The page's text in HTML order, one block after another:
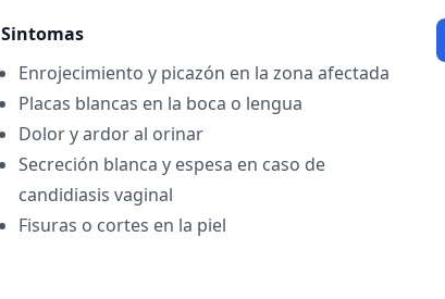
Sintomas
Enrojecimiento y picazón en la zona afectada
Placas blancas en la boca o lengua
Dolor y ardor al orinar
Secreción blanca y espesa en caso de
candidiasis vaginal
Fisuras o cortes en la piel